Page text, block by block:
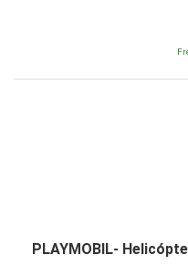
PLAYMOBIL-